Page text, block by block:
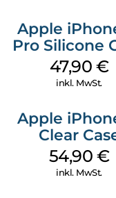
Apple
Pro Silicone
MagSafe
47,90 €
inkl. MwSt.
Apple
Clear
MagSafe
Transparent
54,90 €
inkl. MwSt.